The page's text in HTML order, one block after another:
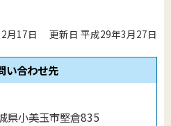
月17日 更新日 平成29年3月27日
い合わせ先
県小美玉市堅倉835